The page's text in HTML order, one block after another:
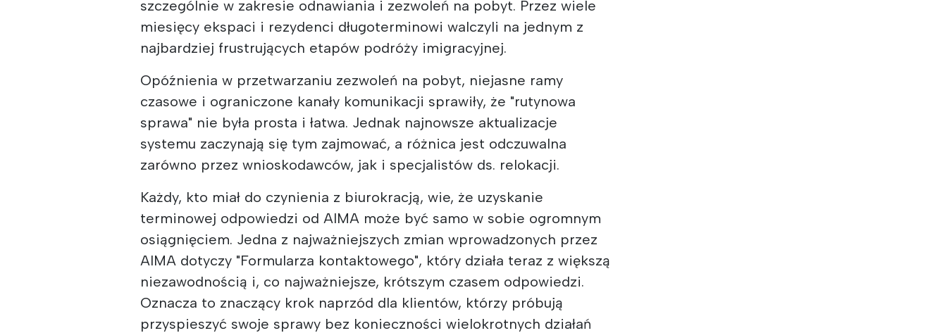
szczególnie w zakresie odnawiania i zezwoleń na pobyt. Przez wiele
miesięcy ekspaci i rezydenci długoterminowi walczyli na jednym z
najbardziej frustrujących etapów podróży imigracyjnej.
Opóźnienia w przetwarzaniu zezwoleń na pobyt, niejasne ramy
czasowe i ograniczone kanały komunikacji sprawiły, że "rutynowa
sprawa" nie była prosta i łatwa. Jednak najnowsze aktualizacje
systemu zaczynają się tym zajmować, a różnica jest odczuwalna
zarówno przez wnioskodawców, jak i specjalistów ds. relokacji.
Każdy, kto miał do czynienia z biurokracją, wie, że uzyskanie
terminowej odpowiedzi od AIMA może być samo w sobie ogromnym
osiągnięciem. Jedna z najważniejszych zmian wprowadzonych przez
AIMA dotyczy "Formularza kontaktowego", który działa teraz z większą
niezawodnością i, co najważniejsze, krótszym czasem odpowiedzi.
Oznacza to znaczący krok naprzód dla klientów, którzy próbują
przyspieszyć swoje sprawy bez konieczności wielokrotnych działań